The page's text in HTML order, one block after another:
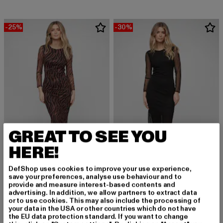
-25%
CLOUD5IVE
Long-sleeved Dress
29,99 EUR
Derzeitiger Preis: 29,99 EUR
39,99 EURAktionspreis: 39,99 EUR
-30%
CLOUD5IVE
Long-sleeved Dress
27,99 EUR
Derzeitiger Preis: 27,99 EUR
39,99 EURAktionspreis:
GREAT TO SEE YOU
HERE!
DefShop uses cookies to improve your use experience,
save your preferences, analyse use behaviour and to
provide and measure interest-based contents and
advertising. In addition, we allow partners to extract data
or to use cookies. This may also include the processing of
your data in the USA or other countries which do not have
the EU data protection standard. If you want to change